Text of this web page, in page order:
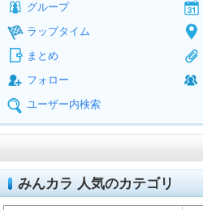
グループ
ラップタイム
まとめ
フォロー
ユーザー内検索
みんカラ 人気のカテゴリ